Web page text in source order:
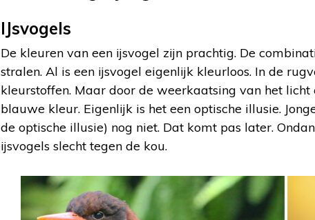
IJsvogels
De kleuren van een ijsvogel zijn prachtig. De
stralen. Al is een ijsvogel eigenlijk kleurloos. In de
kleurstoffen. Maar door de weerkaatsing van het
blauwe kleur. Eigenlijk is het een optische illusie.
de optische illusie) nog niet. Dat komt pas later.
ijsvogels slecht tegen de kou.